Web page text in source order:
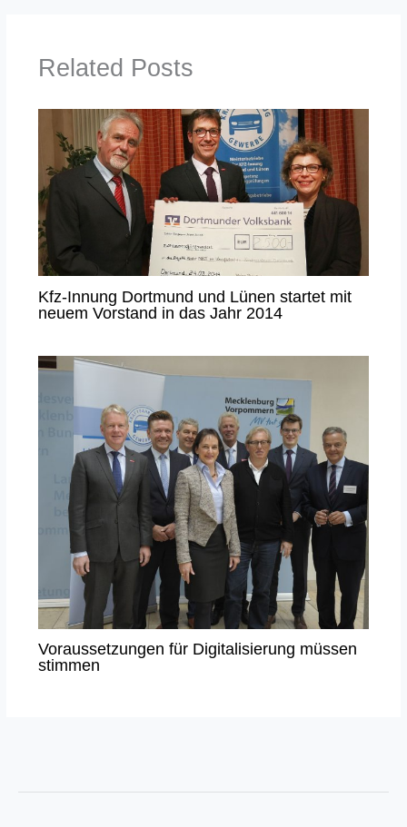
Related Posts
Kfz-Innung Dortmund und Lünen startet mit
neuem Vorstand in das Jahr 2014
Voraussetzungen für Digitalisierung müssen
stimmen